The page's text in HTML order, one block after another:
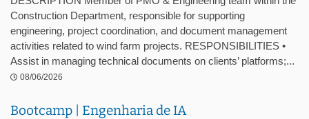
Construction Department, responsible for supporting
engineering, project coordination, and document management
activities related to wind farm projects. RESPONSIBILITIES •
Assist in managing technical documents on clients’ platforms;...
08/06/2026
Bootcamp | Engenharia de IA